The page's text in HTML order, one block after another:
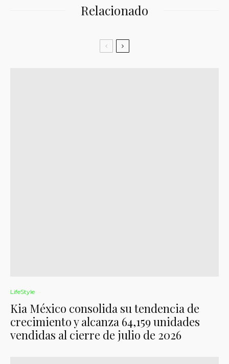
Relacionado
LifeStyle
Kia México consolida su tendencia de
crecimiento y alcanza 64,159 unidades
vendidas al cierre de julio de 2026